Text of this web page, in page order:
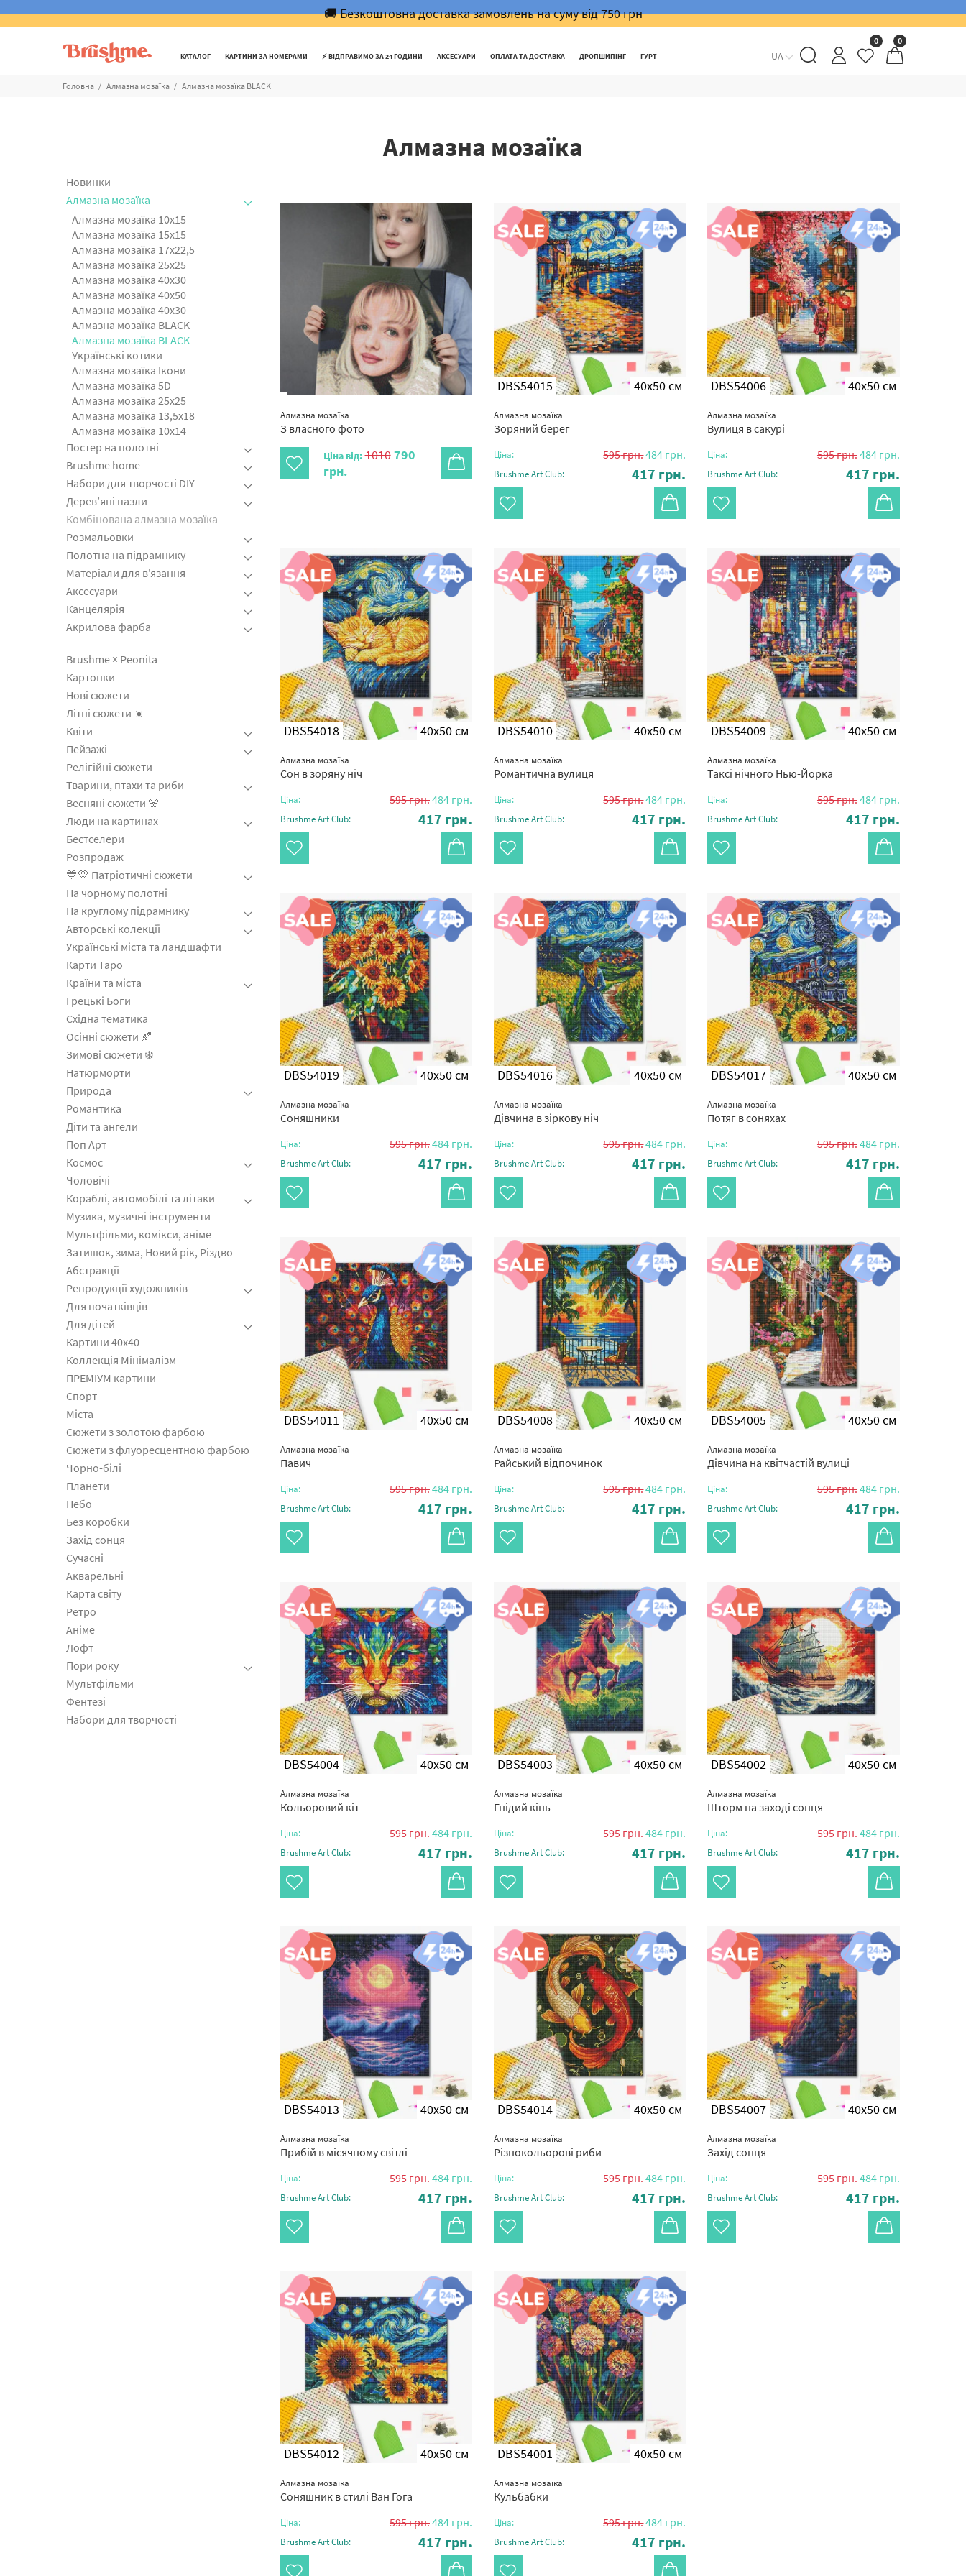
🚚 Безкоштовна доставка замовлень на суму від 750 грн
КАТАЛОГ КАРТИНИ ЗА НОМЕРАМИ ⚡️ ВІДПРАВИМО ЗА 24 ГОДИНИ АКСЕСУАРИ ОПЛАТА ТА ДОСТАВКА ДРОПШИПІНГ ГУРТ UA
0 0
Головна Алмазна мозаїка Алмазна мозаїка BLACK
Алмазна мозаїка
Новинки
Алмазна мозаїка
Алмазна мозаїка 10х15
Алмазна мозаїка 15х15
Алмазна мозаїка 17х22,5
Алмазна мозаїка 25х25
Алмазна мозаїка 40x30
Алмазна мозаїка 40х50
Алмазна мозаїка 40x30
Алмазна мозаїка BLACK
Алмазна мозаїка BLACK
Українські котики
Алмазна мозаїка Ікони
Алмазна мозаїка 5D
Алмазна мозаїка 25х25
Алмазна мозаїка 13,5х18
Алмазна мозаїка 10х14
Постер на полотні
Brushme home
Набори для творчості DIY
Дерев’яні пазли
Комбінована алмазна мозаїка
Розмальовки
Полотна на підрамнику
Матеріали для в'язання
Аксесуари
Канцелярія
Акрилова фарба
Brushme × Peonita
Картонки
Нові сюжети
Літні сюжети ☀️
Квіти
Пейзажі
Релігійні сюжети
Тварини, птахи та риби
Весняні сюжети 🌸
Люди на картинах
Бестселери
Розпродаж
💙💛 Патріотичні сюжети
На чорному полотні
На круглому підрамнику
Авторські колекції
Українські міста та ландшафти
Карти Таро
Країни та міста
Грецькі Боги
Східна тематика
Осінні сюжети 🍂
Зимові сюжети ❄️
Натюрморти
Природа
Романтика
Діти та ангели
Поп Арт
Космос
Чоловічі
Кораблі, автомобілі та літаки
Музика, музичні інструменти
Мультфільми, комікси, аніме
Затишок, зима, Новий рік, Різдво
Абстракції
Репродукції художників
Для початківців
Для дітей
Картини 40x40
Коллекція Мінімалізм
ПРЕМІУМ картини
Спорт
Міста
Сюжети з золотою фарбою
Сюжети з флуоресцентною фарбою
Чорно-білі
Планети
Небо
Без коробки
Захід сонця
Сучасні
Акварельні
Карта світу
Ретро
Аніме
Лофт
Пори року
Мультфільми
Фентезі
Набори для творчості
Алмазна мозаїка
З власного фото
Ціна від: 1010790
грн.
DBS54015 40x50 см
Алмазна мозаїка
Зоряний берег
Ціна: 595грн.484 грн.
Brushme Art Club: 417 грн.
DBS54006 40x50 см
Алмазна мозаїка
Вулиця в сакурі
Ціна: 595грн.484грн.
Brushme Art Club: 417 грн.
DBS54018 40x50 см
Алмазна мозаїка
Сон в зоряну ніч
Ціна: 595грн.484грн.
Brushme Art Club: 417 грн.
DBS54010 40x50 см
Алмазна мозаїка
Романтична вулиця
Ціна: 595грн.484 грн.
Brushme Art Club: 417 грн.
DBS54009 40x50 см
Алмазна мозаїка
Таксі нічного Нью-Йорка
Ціна: 595грн.484грн.
Brushme Art Club: 417 грн.
DBS54019 40x50 см
Алмазна мозаїка
Соняшники
Ціна: 595грн.484грн.
Brushme Art Club: 417 грн.
DBS54016 40x50 см
Алмазна мозаїка
Дівчина в зіркову ніч
Ціна: 595грн.484 грн.
Brushme Art Club: 417 грн.
DBS54017 40x50 см
Алмазна мозаїка
Потяг в соняхах
Ціна: 595грн.484грн.
Brushme Art Club: 417 грн.
DBS54011 40x50 см
Алмазна мозаїка
Павич
Ціна: 595грн.484грн.
Brushme Art Club: 417 грн.
DBS54008 40x50 см
Алмазна мозаїка
Райський відпочинок
Ціна: 595грн.484 грн.
Brushme Art Club: 417 грн.
DBS54005 40x50 см
Алмазна мозаїка
Дівчина на квітчастій вулиці
Ціна: 595грн.484грн.
Brushme Art Club: 417 грн.
DBS54004 40x50 см
Алмазна мозаїка
Кольоровий кіт
Ціна: 595грн.484грн.
Brushme Art Club: 417 грн.
DBS54003 40x50 см
Алмазна мозаїка
Гнідий кінь
Ціна: 595грн.484 грн.
Brushme Art Club: 417 грн.
DBS54002 40x50 см
Алмазна мозаїка
Шторм на заході сонця
Ціна: 595грн.484грн.
Brushme Art Club: 417 грн.
DBS54013 40x50 см
Алмазна мозаїка
Прибій в місячному світлі
Ціна: 595грн.484грн.
Brushme Art Club: 417 грн.
DBS54014 40x50 см
Алмазна мозаїка
Різнокольорові риби
Ціна: 595грн.484 грн.
Brushme Art Club: 417 грн.
DBS54007 40x50 см
Алмазна мозаїка
Захід сонця
Ціна: 595грн.484грн.
Brushme Art Club: 417 грн.
DBS54012 40x50 см
Алмазна мозаїка
Соняшник в стилі Ван Гога
Ціна: 595грн.484грн.
Brushme Art Club: 417 грн.
DBS54001 40x50 см
Алмазна мозаїка
Кульбабки
Ціна: 595грн.484 грн.
Brushme Art Club: 417 грн.